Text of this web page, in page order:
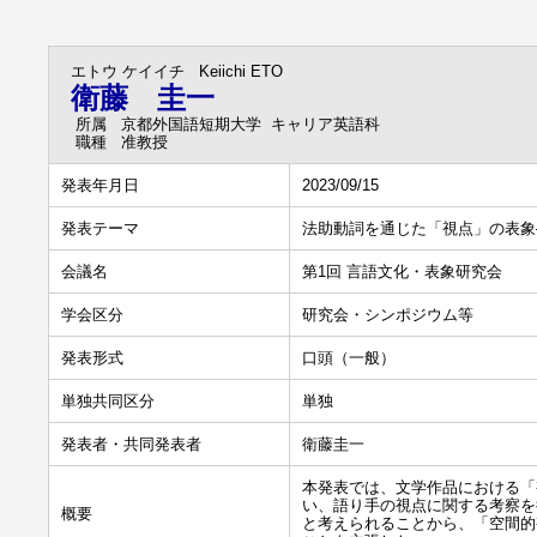
エトウ ケイイチ Keiichi ETO
衛藤 圭一
所属
京都外国語短期大学 キャリア英語科
職種
准教授
発表年月日 2023/09/15
発表テーマ 法助動詞を通じた「視点」の表
会議名 第1回 言語文化・表象研究会
学会区分 研究会・シンポジウム等
発表形式 口頭（一般）
単独共同区分 単独
発表者・共同発表者 衛藤圭一
概要
本発表では、文学作品における
い、語り手の視点に関する考察
と考えられることから、「空間